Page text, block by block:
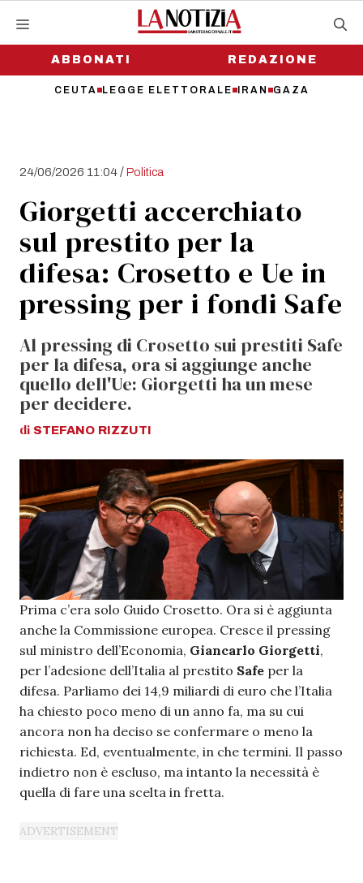
contenutoABBONATI
CEUTA LEGGE ELETTORALE IRAN GAZA
REDAZIONE
24/06/2026 11:04/Politica
Giorgetti accerchiato
sul prestito per la
difesa: Crosetto e Ue in
pressing per i fondi Safe
Al pressing di Crosetto sui prestiti Safe
per la difesa, ora si aggiunge anche
quello dell'Ue: Giorgetti ha un mese
per decidere.
di STEFANO RIZZUTI
Prima c’era solo Guido Crosetto. Ora si è aggiunta
anche la Commissione europea. Cresce il pressing
sul ministro dell’Economia, Giancarlo Giorgetti,
per l’adesione dell’Italia al prestito Safe per la
difesa. Parliamo dei 14,9 miliardi di euro che l’Italia
ha chiesto poco meno di un anno fa, ma su cui
ancora non ha deciso se confermare o meno la
richiesta. Ed, eventualmente, in che termini. Il passo
indietro non è escluso, ma intanto la necessità è
quella di fare una scelta in fretta.